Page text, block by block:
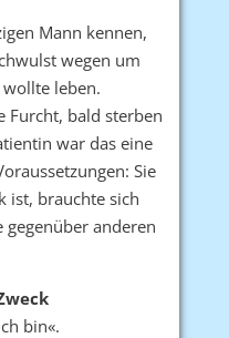
Mann kennen,
wegen um
leben.
Furcht, bald sterben
war das eine
Sie
ist, brauchte sich
anderen
bin«.